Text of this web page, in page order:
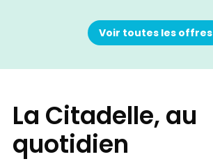
Voir toutes les offres
La Citadelle, au
quotidien